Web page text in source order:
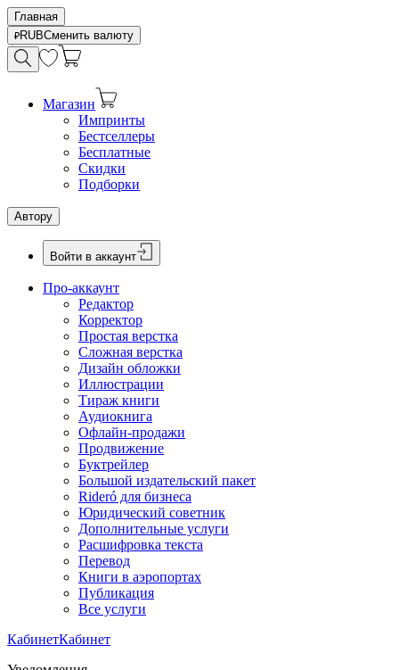
Главная
RUBСменить валюту
Магазин
Импринты
Бестселлеры
Бесплатные
Скидки
Подборки
Автору
Войти в аккаунт
Про-аккаунт
Редактор
Корректор
Простая верстка
Сложная верстка
Дизайн обложки
Иллюстрации
Тираж книги
Аудиокнига
Офлайн-продажи
Продвижение
Буктрейлер
Большой издательский пакет
Rideró для бизнеса
Юридический советник
Дополнительные услуги
Расшифровка текста
Перевод
Книги в аэропортах
Публикация
Все услуги
КабинетКабинет